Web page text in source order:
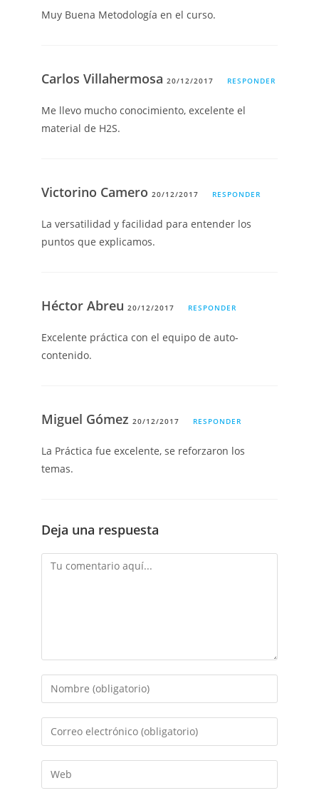
Muy Buena Metodología en el curso.
Carlos Villahermosa20/12/2017 RESPONDER
Me llevo mucho conocimiento, excelente el
material de H2S.
Victorino Camero20/12/2017 RESPONDER
La versatilidad y facilidad para entender los
puntos que explicamos.
Héctor Abreu20/12/2017 RESPONDER
Excelente práctica con el equipo de auto-
contenido.
Miguel Gómez20/12/2017 RESPONDER
La Práctica fue excelente, se reforzaron los
temas.
Deja una respuesta